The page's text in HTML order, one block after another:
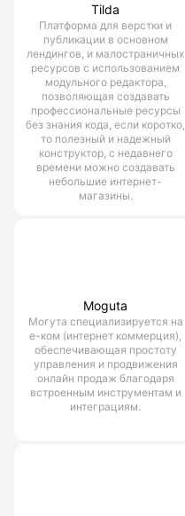
Tilda
Платформа для верстки и
публикации в основном
лендингов, и малостраничных
ресурсов с использованием
модульного редактора,
позволяющая создавать
профессиональные ресурсы
без знания кода, если коротко,
то полезный и надежный
конструктор, с недавнего
времени можно создавать
небольшие интернет-
магазины.
Moguta
Могута специализируется на
е-ком (интернет коммерция),
обеспечивающая простоту
управления и продвижения
онлайн продаж благодаря
встроенным инструментам и
интеграциям.